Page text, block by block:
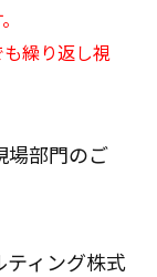
繰り返し視
場部門のご
ティング株式